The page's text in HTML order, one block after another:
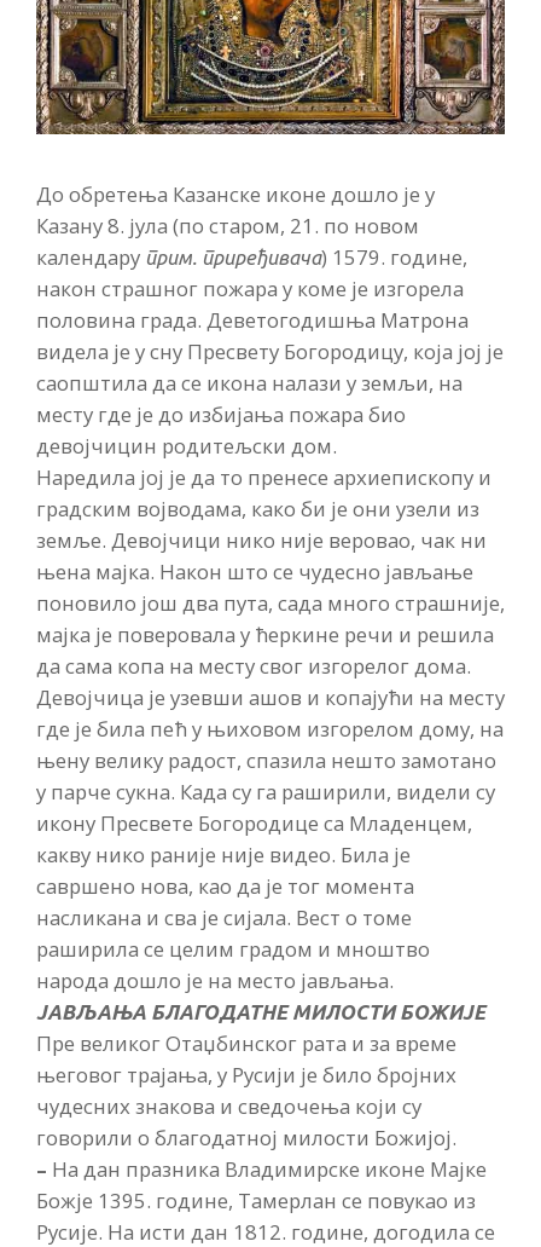
До обретења Казанске иконе дошло је у
Казану 8. јула (по старом, 21. по новом
календару прим. приређивача) 1579. године,
након страшног пожара у коме је изгорела
половина града. Деветогодишња Матрона
видела је у сну Пресвету Богородицу, која јој је
саопштила да се икона налази у земљи, на
месту где је до избијања пожара био
девојчицин родитељски дом.
Наредила јој је да то пренесе архиепископу и
градским војводама, како би је они узели из
земље. Девојчици нико није веровао, чак ни
њена мајка. Након што се чудесно јављање
поновило још два пута, сада много страшније,
мајка је поверовала у ћеркине речи и решила
да сама копа на месту свог изгорелог дома.
Девојчица је узевши ашов и копајући на месту
где је била пећ у њиховом изгорелом дому, на
њену велику радост, спазила нешто замотано
у парче сукна. Када су га раширили, видели су
икону Пресвете Богородице са Младенцем,
какву нико раније није видео. Била је
савршено нова, као да је тог момента
насликана и сва је сијала. Вест о томе
раширила се целим градом и мноштво
народа дошло је на место јављања.
ЈАВЉАЊА БЛАГОДАТНЕ МИЛОСТИ БОЖИЈЕ
Пре великог Отаџбинског рата и за време
његовог трајања, у Русији је било бројних
чудесних знакова и сведочења који су
говорили о благодатној милости Божијој.
– На дан празника Владимирске иконе Мајке
Божје 1395. године, Тамерлан се повукао из
Русије. На исти дан 1812. године, догодила се